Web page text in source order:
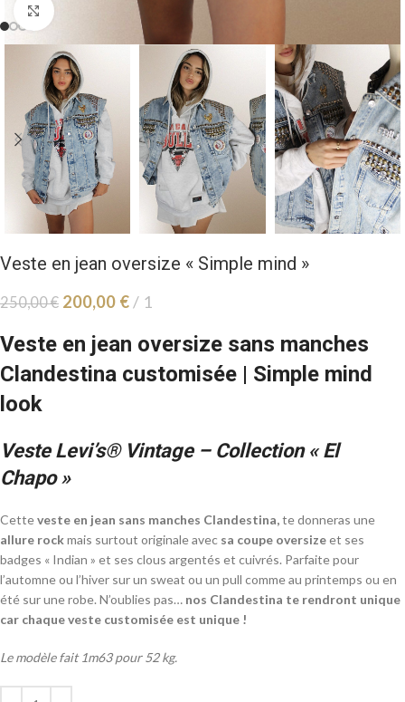
Click to enlarge
Veste en jean oversize « Simple mind »
250,00€ 200,00 € 1
Veste en jean oversize sans manches
Clandestina customisée | Simple mind
look
Veste Levi’s® Vintage – Collection « El
Chapo »
Cetteveste en jean sans manches Clandestina,te donneras une
allure rockmais surtout originale avec sa coupe oversizeet ses
badges « Indian » et ses clous argentés et cuivrés. Parfaite pour
l’automne ou l’hiver sur un sweat ou un pull comme au printemps ou en
été sur une robe. N’oublies pas… nos Clandestina te rendront unique
car chaque veste customisée est unique !
Le modèle fait 1m63 pour 52 kg.